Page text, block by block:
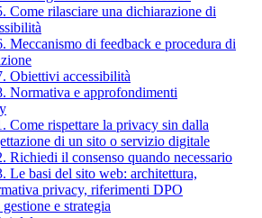
Come rilasciare una dichiarazione di
Meccanismo di feedback e procedura di
Obiettivi accessibilità
Normativa e approfondimenti
Come rispettare la privacy sin dalla
di un sito o servizio digitale
Richiedi il consenso quando necessario
Le basi del sito web: architettura,
privacy, riferimenti DPO
e strategia